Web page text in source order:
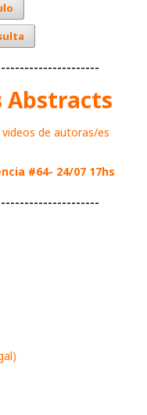
Abstracts
de autoras/es
#64- 24/07 17hs